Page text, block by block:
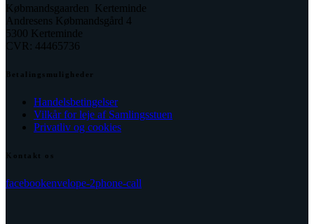
Købmandsgaarden Kerteminde
Andresens Købmandsgård 4
5300 Kerteminde
CVR: 44465736
Betalingsmuligheder
Handelsbetingelser
Vilkår for leje af Samlingsstuen
Privatliv og cookies
Kontakt os
facebookenvelope-2phone-call